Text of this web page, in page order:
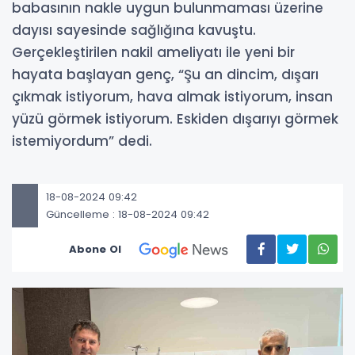
babasının nakle uygun bulunmaması üzerine
dayısı sayesinde sağlığına kavuştu.
Gerçekleştirilen nakil ameliyatı ile yeni bir
hayata başlayan genç, “Şu an dincim, dışarı
çıkmak istiyorum, hava almak istiyorum, insan
yüzü görmek istiyorum. Eskiden dışarıyı görmek
istemiyordum” dedi.
18-08-2024 09:42
Güncelleme : 18-08-2024 09:42
Abone Ol